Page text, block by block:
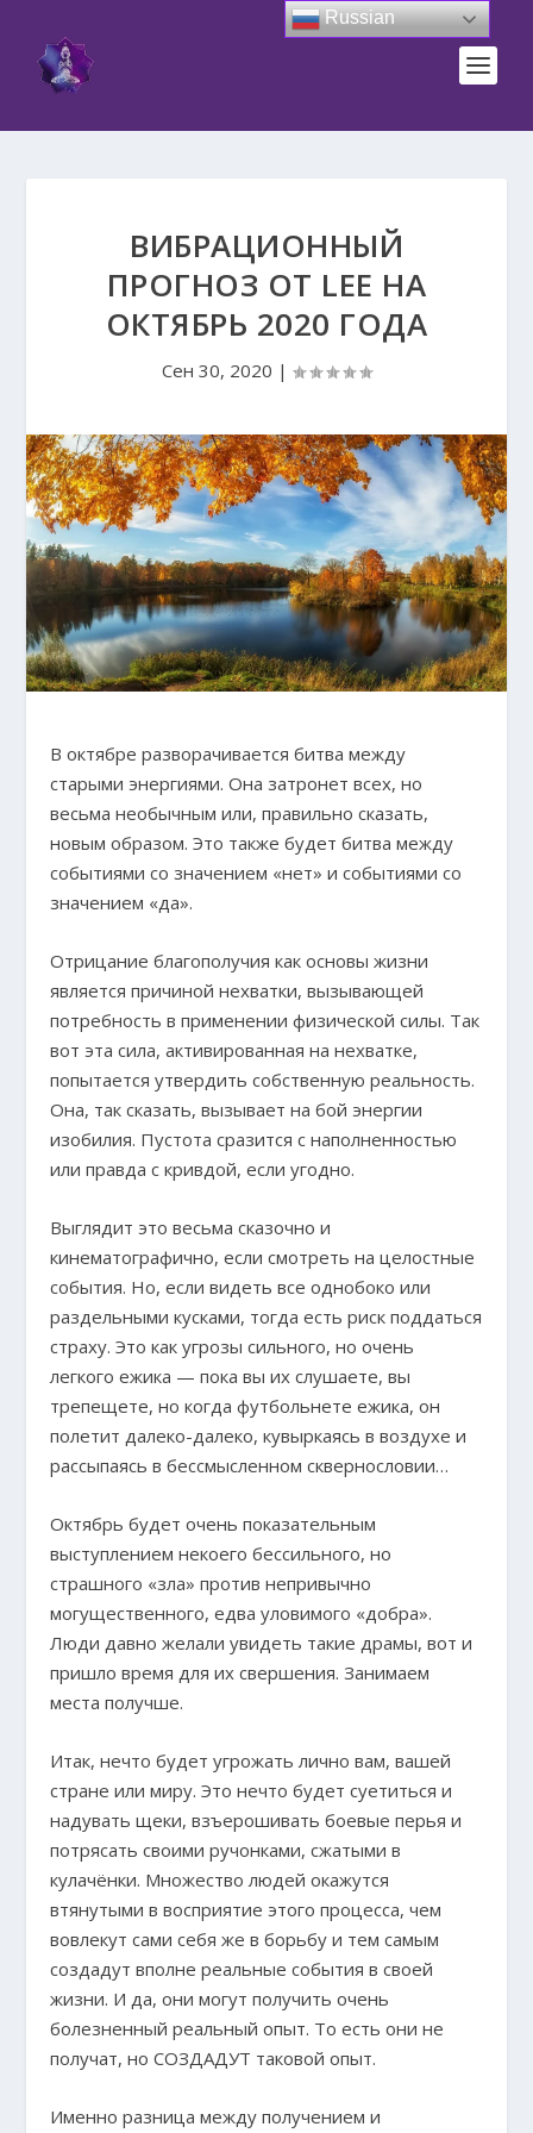
ВИБРАЦИОННЫЙ
ПРОГНОЗ ОТ LEE НА
ОКТЯБРЬ 2020 ГОДА
Сен 30, 2020 |
В октябре разворачивается битва между
старыми энергиями. Она затронет всех, но
весьма необычным или, правильно сказать,
новым образом. Это также будет битва между
событиями со значением «нет» и событиями со
значением «да».
Отрицание благополучия как основы жизни
является причиной нехватки, вызывающей
потребность в применении физической силы. Так
вот эта сила, активированная на нехватке,
попытается утвердить собственную реальность.
Она, так сказать, вызывает на бой энергии
изобилия. Пустота сразится с наполненностью
или правда с кривдой, если угодно.
Выглядит это весьма сказочно и
кинематографично, если смотреть на целостные
события. Но, если видеть все однобоко или
раздельными кусками, тогда есть риск поддаться
страху. Это как угрозы сильного, но очень
легкого ежика — пока вы их слушаете, вы
трепещете, но когда футбольнете ежика, он
полетит далеко-далеко, кувыркаясь в воздухе и
рассыпаясь в бессмысленном сквернословии…
Октябрь будет очень показательным
выступлением некоего бессильного, но
страшного «зла» против непривычно
могущественного, едва уловимого «добра».
Люди давно желали увидеть такие драмы, вот и
пришло время для их свершения. Занимаем
места получше.
Итак, нечто будет угрожать лично вам, вашей
стране или миру. Это нечто будет суетиться и
надувать щеки, взъерошивать боевые перья и
потрясать своими ручонками, сжатыми в
кулачёнки. Множество людей окажутся
втянутыми в восприятие этого процесса, чем
вовлекут сами себя же в борьбу и тем самым
создадут вполне реальные события в своей
жизни. И да, они могут получить очень
болезненный реальный опыт. То есть они не
получат, но СОЗДАДУТ таковой опыт.
Именно разница между получением и
Russian